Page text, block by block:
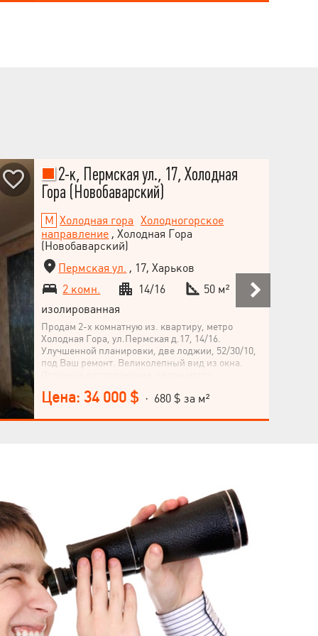
2-к, Пермская ул., 17, Холодная
Гора (Новобаварский)
Холодная гора
Холодногорское
направление , Холодная Гора
(Новобаварский)
Пермская ул. , 17, Харьков
2 комн.
14/16
50 м²
изолированная
Продам 2-х комнатную из. квартиру, метро
Холодная Гора, ул.Пермская д.17, 14/16.
Улучшенной планировки, две лоджии, 52/30/10,
под Ваш ремонт. Великолепный вид из окна.
Цена: 34 000 $ · 680 $ за м²